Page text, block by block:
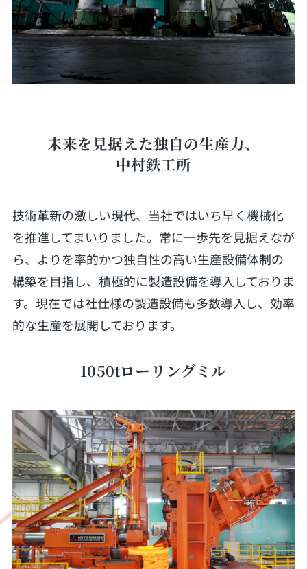
未来を見据えた独自の生産力、
中村鉄工所
技術革新の激しい現代、当社ではいち早く機械化
を推進してまいりました。常に一歩先を見据えなが
ら、よりを率的かつ独自性の高い生産設備体制の
構築を目指し、積極的に製造設備を導入しておりま
す。現在では社仕様の製造設備も多数導入し、効率
的な生産を展開しております。
1050tローリングミル